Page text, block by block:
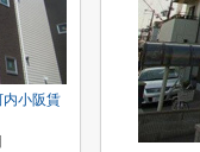
内小阪賃